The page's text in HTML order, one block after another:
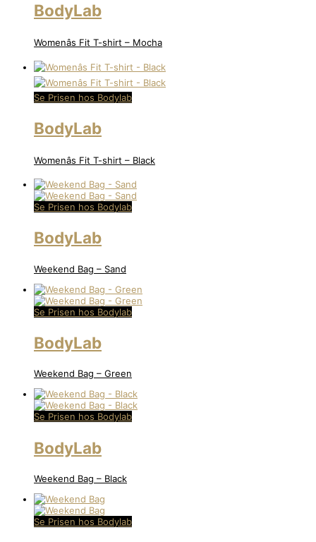
BodyLab
Womenâs Fit T-shirt – Mocha
Se Prisen hos Bodylab
BodyLab
Womenâs Fit T-shirt – Black
Se Prisen hos Bodylab
BodyLab
Weekend Bag – Sand
Se Prisen hos Bodylab
BodyLab
Weekend Bag – Green
Se Prisen hos Bodylab
BodyLab
Weekend Bag – Black
Se Prisen hos Bodylab